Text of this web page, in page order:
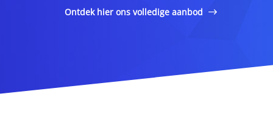
Ontdek hier ons volledige aanbod